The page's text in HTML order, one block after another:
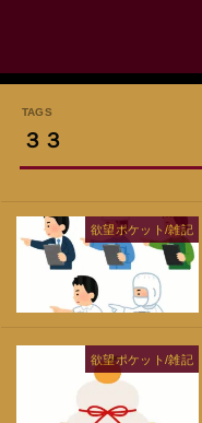
３３
欲望ポケット/雑記
欲望ポケット/雑記